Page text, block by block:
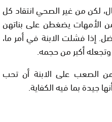
لكن من غير الصحي انتقاد كل
من الأمهات يضغطن على بناتهن
إذا فشلت الابنة في أمر ما،
أكبر من حجمه.
من الصعب على الابنة أن تحب
جيدة بما فيه الكفاية.